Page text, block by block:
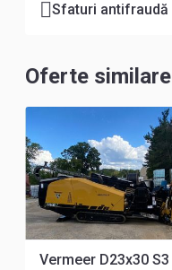
Sfaturi antifraudă
Oferte similare
Vermeer D23x30 S3